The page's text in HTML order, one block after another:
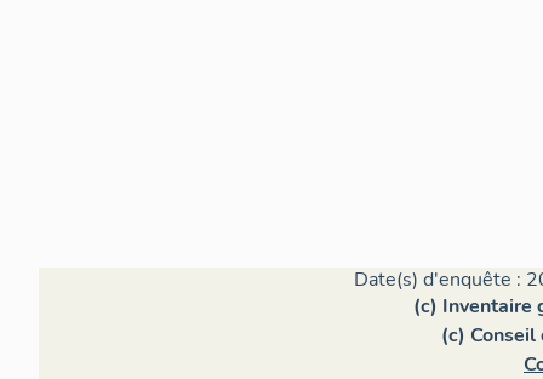
Date(s) d'enquête :
(c) Inventaire
(c)